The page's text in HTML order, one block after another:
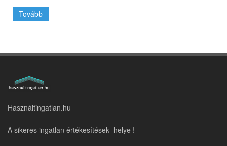
Tovább
Használtingatlan.hu
A sikeres ingatlan értékesítések helye !